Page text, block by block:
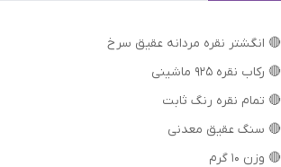
🔴 انگشتر نقره مردانه عقیق سرخ
🔴 رکاب نقره 925 ماشینی
🔴 تمام نقره رنگ ثابت
🔴 سنگ عقیق معدنی
🔴 وزن 10 گرم